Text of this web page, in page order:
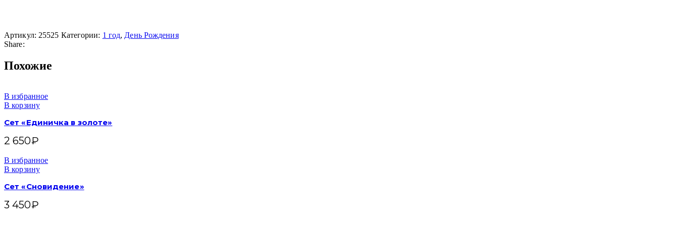
Артикул: 25525 Категории: 1 год, День Рождения
Share:
Похожие
В избранное
В корзину
Сет «Единичка в золоте»
2 650₽
В избранное
В корзину
Сет «Сновидение»
3 450₽